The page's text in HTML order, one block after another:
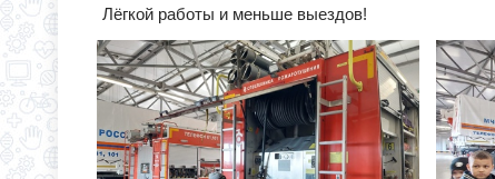
Лёгкой работы и меньше выездов!